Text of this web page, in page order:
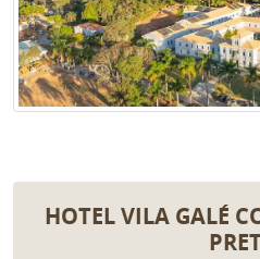
HOTEL VILA GALÉ